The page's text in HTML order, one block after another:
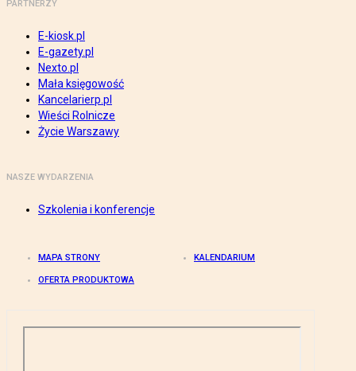
PARTNERZY
E-kiosk.pl
E-gazety.pl
Nexto.pl
Mała księgowość
Kancelarierp.pl
Wieści Rolnicze
Życie Warszawy
NASZE WYDARZENIA
Szkolenia i konferencje
MAPA STRONY KALENDARIUM
OFERTA PRODUKTOWA